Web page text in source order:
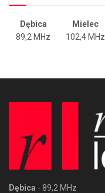
Dębica Mielec
89,2 MHz
102,4 MHz
Dębica - 89,2 MHz